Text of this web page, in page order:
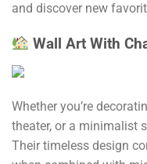
and discover new
Wall Art With
Whether you’re
theater, or a minimalist
Their timeless design